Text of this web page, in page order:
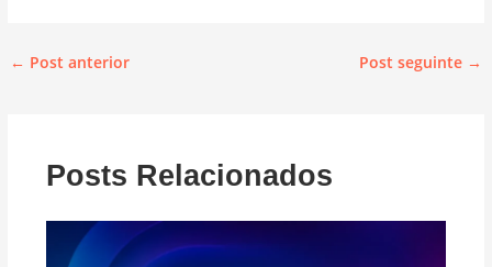
← Post anterior Post seguinte →
Posts Relacionados